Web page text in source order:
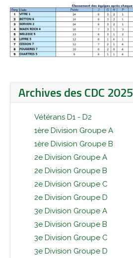
Archives des CDC 2025
Vétérans D1 - D2
1ère Division Groupe A
1ère Division Groupe B
2e Division Groupe A
2e Division Groupe B
2e Division Groupe C
2e Division Groupe D
3e Division Groupe A
3e Division Groupe B
3e Division Groupe C
3e Division Groupe D